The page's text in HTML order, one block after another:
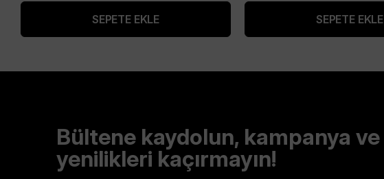
SEPETE EKLE SEPETE EKLE
Bültene kaydolun, kampanya ve
yenilikleri kaçırmayın!